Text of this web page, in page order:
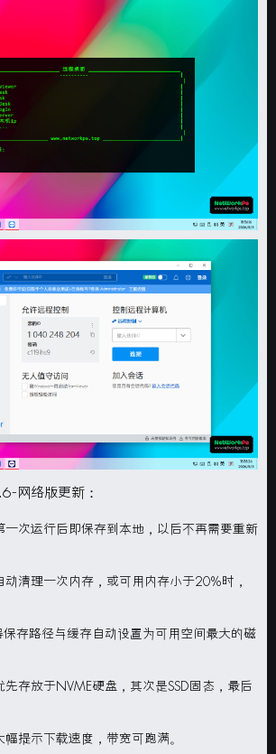
网络版更新：
一次运行后即保存到本地，以后不再需要重新
动清理一次内存，或可用内存小于20%时，
存路径与缓存自动设置为可用空间最大的磁
存放于NVME硬盘，其次是SSD固态，最后
提示下载速度，带宽可跑满。